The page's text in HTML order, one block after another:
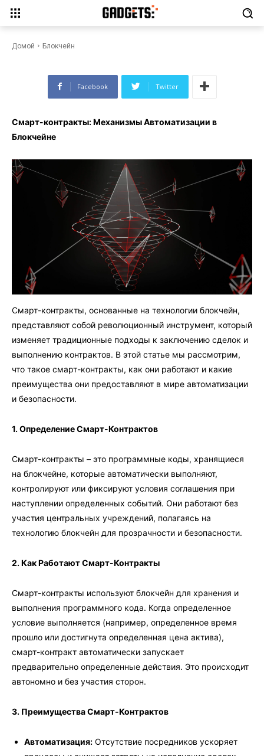
Домой Блокчейн
Смарт-контракты: Механизмы
Facebook Twitter
Смарт-контракты: Механизмы Автоматизации в
Блокчейне
Смарт-контракты, основанные на технологии блокчейн,
представляют собой революционный инструмент, который
изменяет традиционные подходы к заключению сделок и
выполнению контрактов. В этой статье мы рассмотрим,
что такое смарт-контракты, как они работают и какие
преимущества они предоставляют в мире автоматизации
и безопасности.
1. Определение Смарт-Контрактов
Смарт-контракты – это программные коды, хранящиеся
на блокчейне, которые автоматически выполняют,
контролируют или фиксируют условия соглашения при
наступлении определенных событий. Они работают без
участия центральных учреждений, полагаясь на
технологию блокчейн для прозрачности и безопасности.
2. Как Работают Смарт-Контракты
Смарт-контракты используют блокчейн для хранения и
выполнения программного кода. Когда определенное
условие выполняется (например, определенное время
прошло или достигнута определенная цена актива),
смарт-контракт автоматически запускает
предварительно определенные действия. Это происходит
автономно и без участия сторон.
3. Преимущества Смарт-Контрактов
Автоматизация: Отсутствие посредников ускоряет